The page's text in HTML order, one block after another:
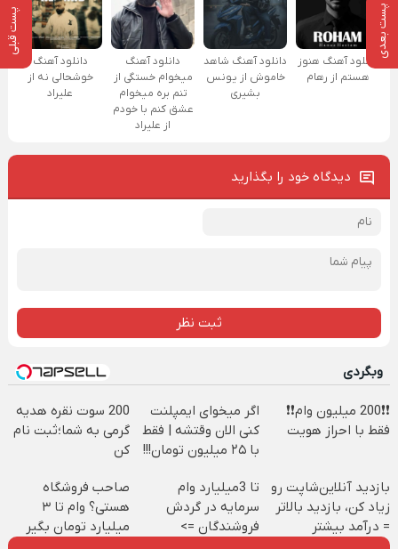
پست بعدی پست قبلی
دانلود آهنگ هنوز
هستم از رهام
دانلود آهنگ شاهد
خاموش از یونس
بشیری
دانلود آهنگ
میخوام خستگی از
تنم بره میخوام
عشق کنم با خودم
از علیراد
دانلود آهنگ
خوشحالی نه از
علیراد
دیدگاه خود را بگذارید
ثبت نظر
وبگردی
❗❗200 میلیون وام❗❗
فقط با احراز هویت
اگر میخوای ایمپلنت
کنی الان وقتشه | فقط
با ۲۵ میلیون تومان!!!
200 سوت نقره هدیه
گرمی به شما؛ثبت نام
کن
بازدید آنلاین‌شاپت رو
زیاد کن، بازدید بالاتر
= درآمد بیشتر
تا 3میلیارد وام
سرمایه در گردش
فروشندگان =>
صاحب فروشگاه
هستی؟ وام تا ۳
میلیارد تومان بگیر